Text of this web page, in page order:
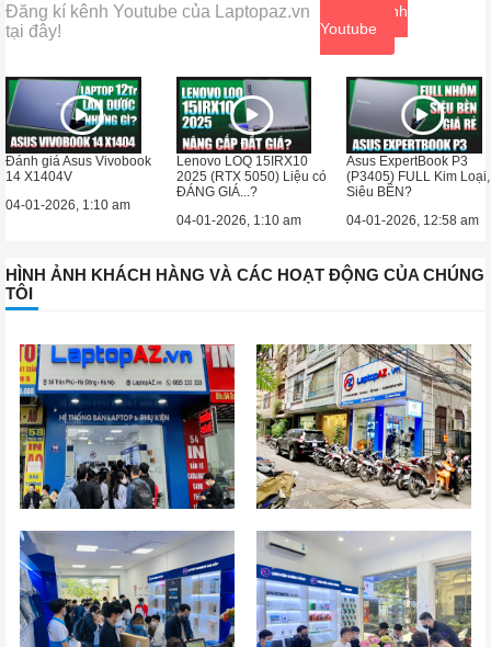
Đăng kí kênh Youtube của Laptopaz.vn
tại đây!
Xem kênh
Youtube
Đánh giá Asus Vivobook
14 X1404V
04-01-2026, 1:10 am
Lenovo LOQ 15IRX10
2025 (RTX 5050) Liệu có
ĐÁNG GIÁ...?
04-01-2026, 1:10 am
Asus ExpertBook P3
(P3405) FULL Kim Loại,
Siêu BỀN?
04-01-2026, 12:58 am
HÌNH ẢNH KHÁCH HÀNG VÀ CÁC HOẠT ĐỘNG CỦA CHÚNG
TÔI